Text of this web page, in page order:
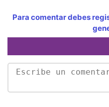
Para comentar debes